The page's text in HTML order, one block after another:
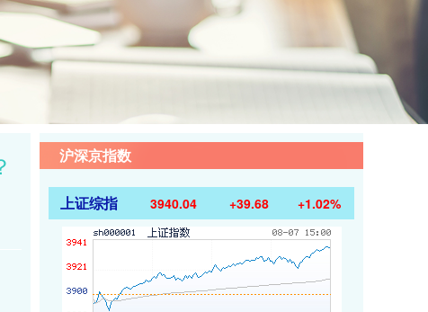
沪深京指数
上证综指 3940.04 +39.68 +1.02%